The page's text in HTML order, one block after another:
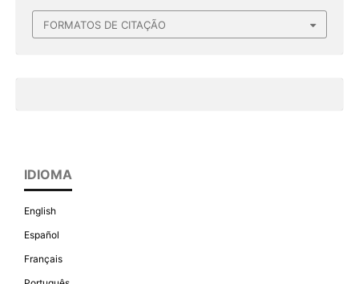
FORMATOS DE CITAÇÃO
IDIOMA
English
Español
Français